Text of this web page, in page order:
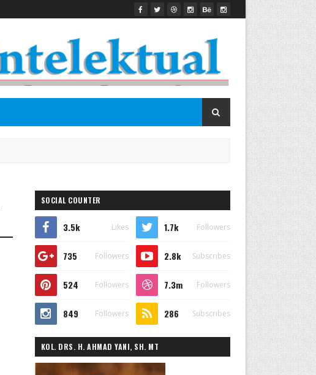
SOCIAL COUNTER
3.5k Likes 1.7k Followers
735 Followers 2.8k Subscribes
524 Followers 7.3m Followers
849 Followers 286 Subscribes
KOL. DRS. H. AHMAD YANI, SH. MT